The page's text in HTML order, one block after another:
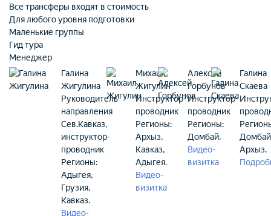
Все трансферы входят в стоимость
Для любого уровня подготовки
Маленькие группы
Гид тура
Менеджер
Галина
Жигулина
Руководитель
направления
Сев.Кавказ,
инструктор-
проводник
Регионы:
Адыгея,
Грузия,
Кавказ.
Видео-
Михаил
Жигулин
Инструктор-
проводник
Регионы:
Архыз,
Кавказ,
Адыгея.
Видео-
визитка
Алексей
Горбунов
Инструктор-
проводник
Регионы:
Домбай.
Видео-
визитка
Галина
Скаева
Архыз.